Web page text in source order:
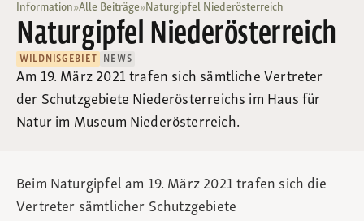
Information»Alle Beiträge»Naturgipfel Niederösterreich
Naturgipfel Niederösterreich
WILDNISGEBIET NEWS
Am 19. März 2021 trafen sich sämtliche Vertreter
der Schutzgebiete Niederösterreichs im Haus für
Natur im Museum Niederösterreich.
Beim Naturgipfel am 19. März 2021 trafen sich die
Vertreter sämtlicher Schutzgebiete